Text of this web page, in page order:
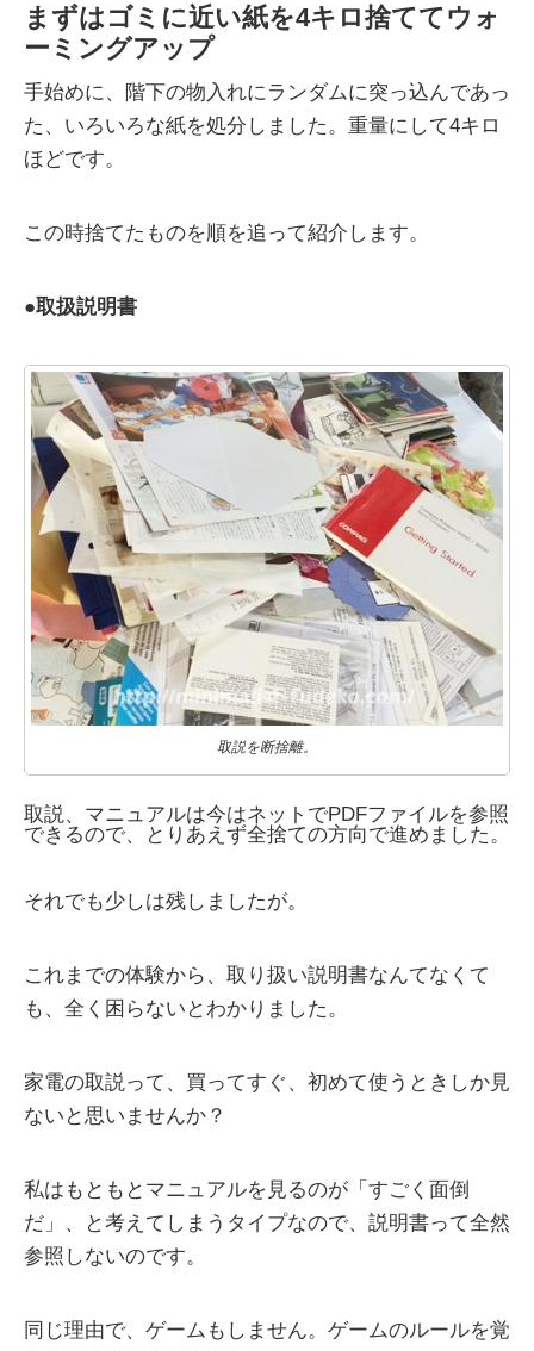
まずはゴミに近い紙を4キロ捨ててウォ
ーミングアップ
手始めに、階下の物入れにランダムに突っ込んであっ
た、いろいろな紙を処分しました。重量にして4キロ
ほどです。
この時捨てたものを順を追って紹介します。
●取扱説明書
取説を断捨離。
取説、マニュアルは今はネットでPDFファイルを参照
できるので、とりあえず全捨ての方向で進めました。
それでも少しは残しましたが。
これまでの体験から、取り扱い説明書なんてなくて
も、全く困らないとわかりました。
家電の取説って、買ってすぐ、初めて使うときしか見
ないと思いませんか？
私はもともとマニュアルを見るのが「すごく面倒
だ」、と考えてしまうタイプなので、説明書って全然
参照しないのです。
同じ理由で、ゲームもしません。ゲームのルールを覚